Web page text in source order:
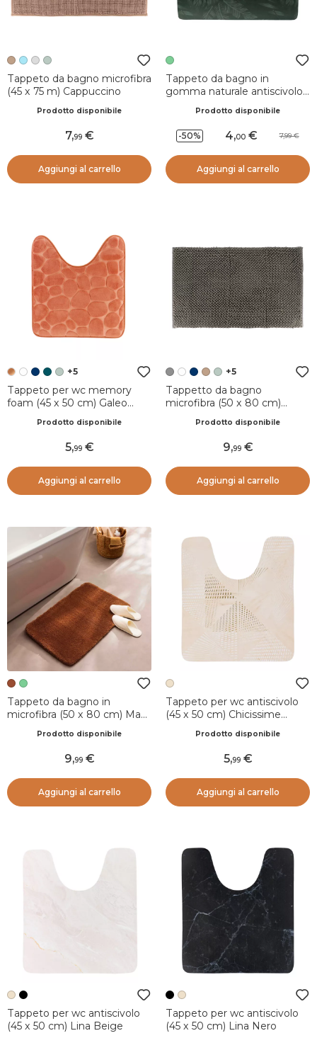
Tappeto da bagno microfibra
(45 x 75 m) Cappuccino
Prodotto disponibile
7,99
Aggiungi al carrello
Tappeto da bagno in
gomma naturale antiscivolo
Nature Verde
Prodotto disponibile
-50% 4,00 7,99
Aggiungi al carrello
+5
Tappeto per wc memory
foam (45 x 50 cm) Galeo
Prodotto disponibile
5,99
Aggiungi al carrello
+5
Tappetto da bagno
microfibra (50 x 80 cm)
Prodotto disponibile
9,99
Aggiungi al carrello
Tappeto da bagno in
microfibra (50 x 80 cm) Maël
Prodotto disponibile
9,99
Aggiungi al carrello
Tappeto per wc antiscivolo
(45 x 50 cm) Chicissime
Prodotto disponibile
5,99
Aggiungi al carrello
Tappeto per wc antiscivolo
(45 x 50 cm) Lina Beige
Tappeto per wc antiscivolo
(45 x 50 cm) Lina Nero